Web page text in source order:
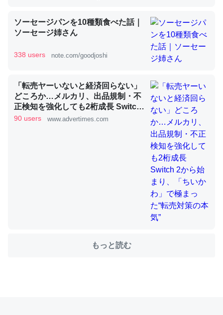
利だから両方が拮抗してるのでは」とあって面白い。海に
いる鋏角類（カブトガニ・ウミグモ）はカルシウムを使わ
ずキチンを強化してる筈だが、酵素が違うのか？
─ニュース :: 【研究発表】昆虫学の大問題＝「昆虫はなぜ海にいな
これを元に考えるとカルシウムを大量に使う脊椎動物と貝
類は苦労してるんだな…。腹足類だと殻を無くしてナメク
ちぼちRingも置こうかと画策中。あと、Googleマップで
ソーセージパンを10種類食べた話｜
ソーセージ姉さん
338 users note.com/goodjoshi
「転売ヤーいないと経済回らない」
どころか…メルカリ、出品規制・不
正検知を強化しても2桁成長 Switch
2から始まり、「ちいかわ」で極ま
90 users www.advertimes.com
もっと読む